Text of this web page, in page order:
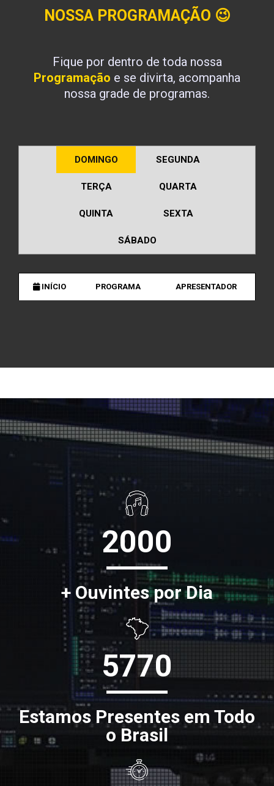
NOSSA PROGRAMAÇÃO 😉
Fique por dentro de toda nossa
Programação e se divirta, acompanha
nossa grade de programas.
DOMINGO SEGUNDA
TERÇA QUARTA
QUINTA SEXTA
SÁBADO
INÍCIO PROGRAMA APRESENTADOR
2000
+ Ouvintes por Dia
5770
Estamos Presentes em Todo
o Brasil